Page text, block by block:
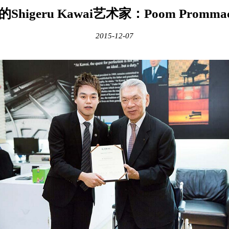
Shigeru Kawai艺术家：Poom
2015-12-07